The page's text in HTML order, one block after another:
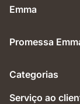
Emma
Promessa
Categorias
Serviço ao